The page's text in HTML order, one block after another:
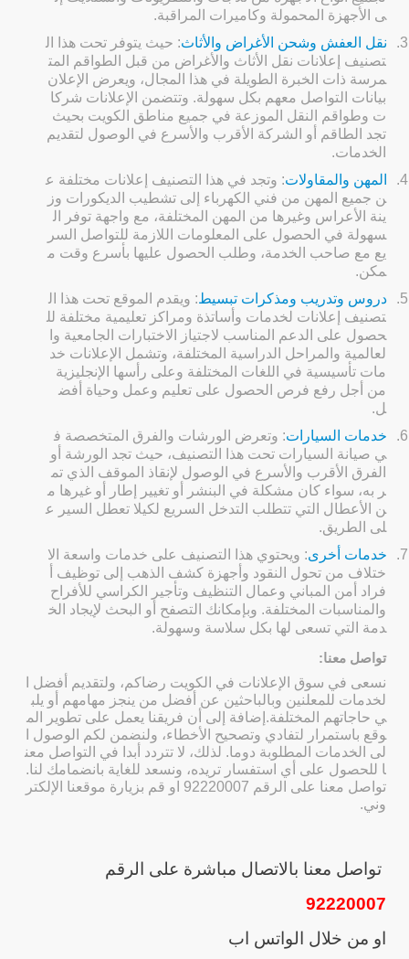
ى الأجهزة المحمولة وكاميرات المراقبة.
3.
نقل العفش وشحن الأغراض والأثاث: حيث يتوفر تحت هذا ال
تصنيف إعلانات نقل الأثاث والأغراض من قبل الطواقم المت
مرسة ذات الخبرة الطويلة في هذا المجال، ويعرض الإعلان
بيانات التواصل معهم بكل سهولة. وتتضمن الإعلانات شركا
ت وطواقم النقل الموزعة في جميع مناطق الكويت بحيث
تجد الطاقم أو الشركة الأقرب والأسرع في الوصول لتقديم
الخدمات.
4.
المهن والمقاولات: وتجد في هذا التصنيف إعلانات مختلفة ع
ن جميع المهن من فني الكهرباء إلى تشطيب الديكورات وز
ينة الأعراس وغيرها من المهن المختلفة، مع واجهة توفر ال
سهولة في الحصول على المعلومات اللازمة للتواصل السر
يع مع صاحب الخدمة، وطلب الحصول عليها بأسرع وقت م
مكن.
5.
دروس وتدريب ومذكرات تبسيط: ويقدم الموقع تحت هذا ال
تصنيف إعلانات لخدمات وأساتذة ومراكز تعليمية مختلفة لل
حصول على الدعم المناسب لاجتياز الاختبارات الجامعية وا
لعالمية والمراحل الدراسية المختلفة، وتشمل الإعلانات خد
مات تأسيسية في اللغات المختلفة وعلى رأسها الإنجليزية
من أجل رفع فرص الحصول على تعليم وعمل وحياة أفض
ل.
6.
خدمات السيارات: وتعرض الورشات والفرق المتخصصة ف
ي صيانة السيارات تحت هذا التصنيف، حيث تجد الورشة أو
الفرق الأقرب والأسرع في الوصول لإنقاذ الموقف الذي تم
ر به، سواء كان مشكلة في البنشر أو تغيير إطار أو غيرها م
ن الأعطال التي تتطلب التدخل السريع لكيلا تعطل السير ع
لى الطريق.
7.
خدمات أخرى: ويحتوي هذا التصنيف على خدمات واسعة الا
ختلاف من تحول النقود وأجهزة كشف الذهب إلى توظيف أ
فراد أمن المباني وعمال التنظيف وتأجير الكراسي للأفراح
والمناسبات المختلفة. وبإمكانك التصفح أو البحث لإيجاد الخ
دمة التي تسعى لها بكل سلاسة وسهولة.
تواصل معنا:
نسعى في سوق الإعلانات في الكويت رضاكم، ولتقديم أفضل ا
لخدمات للمعلنين وبالباحثين عن أفضل من ينجز مهامهم أو يلب
ي حاجاتهم المختلفة.إضافة إلى أن فريقنا يعمل على تطوير الم
وقع باستمرار لتفادي وتصحيح الأخطاء، ولنضمن لكم الوصول ا
لى الخدمات المطلوبة دوما. لذلك، لا تتردد أبدا في التواصل معن
ا للحصول على أي استفسار تريده، ونسعد للغاية بانضمامك لنا.
تواصل معنا على الرقم 92220007 او قم بزيارة موقعنا الإلكتر
وني.
تواصل معنا بالاتصال مباشرة على الرقم
92220007
او من خلال الواتس اب